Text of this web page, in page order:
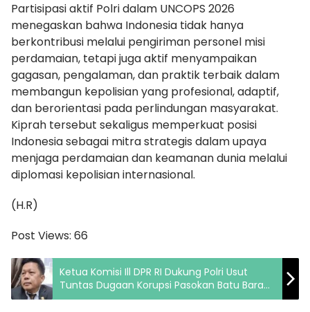
Partisipasi aktif Polri dalam UNCOPS 2026
menegaskan bahwa Indonesia tidak hanya
berkontribusi melalui pengiriman personel misi
perdamaian, tetapi juga aktif menyampaikan
gagasan, pengalaman, dan praktik terbaik dalam
membangun kepolisian yang profesional, adaptif,
dan berorientasi pada perlindungan masyarakat.
Kiprah tersebut sekaligus memperkuat posisi
Indonesia sebagai mitra strategis dalam upaya
menjaga perdamaian dan keamanan dunia melalui
diplomasi kepolisian internasional.
(H.R)
Post Views: 66
Ketua Komisi Ill DPR RI Dukung Polri Usut
Tuntas Dugaan Korupsi Pasokan Batu Bara
PLTU